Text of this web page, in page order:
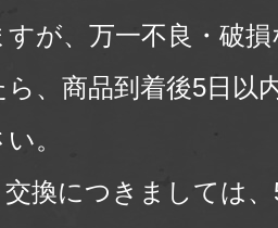
すが、万一不良・破
ら、商品到着後5日以
。
換につきましては